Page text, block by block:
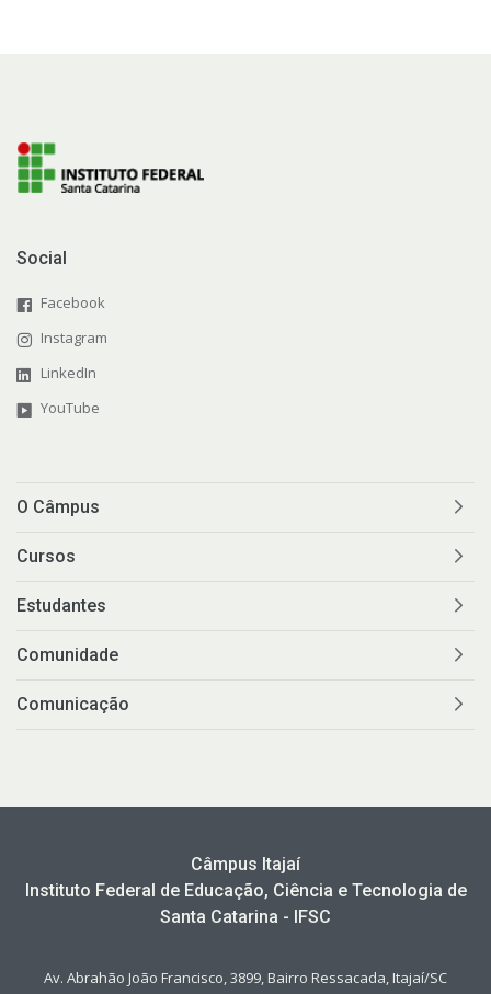
Social
Facebook
Instagram
LinkedIn
YouTube
O Câmpus
Cursos
Estudantes
Comunidade
Comunicação
Câmpus Itajaí
Instituto Federal de Educação, Ciência e Tecnologia de
Santa Catarina - IFSC
Av. Abrahão João Francisco, 3899, Bairro Ressacada, Itajaí/SC